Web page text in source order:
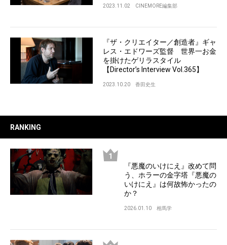
2023.11.02 CINEMORE編集部
『ザ・クリエイター／創造者』ギャ
レス・エドワーズ監督 世界一お金
を掛けたゲリラスタイル
【Director’s Interview Vol.365】
2023.10.20 香田史生
RANKING
『悪魔のいけにえ』改めて問
う、ホラーの金字塔『悪魔の
いけにえ』は何故怖かったの
か？
2026.01.10 相馬学